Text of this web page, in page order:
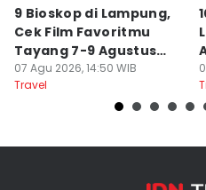
9 Bioskop di Lampung,
Cek Film Favoritmu
Tayang 7-9 Agustus
2026
07 Agu 2026, 14:50 WIB
Travel